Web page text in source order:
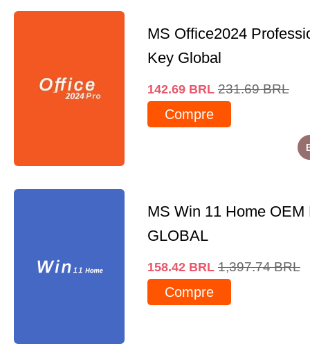
MS Office2024
Key Global
142.69 BRL 231.69 BRL
Compre
MS Win 11 Home OEM
GLOBAL
158.42 BRL 1,397.74 BRL
Compre